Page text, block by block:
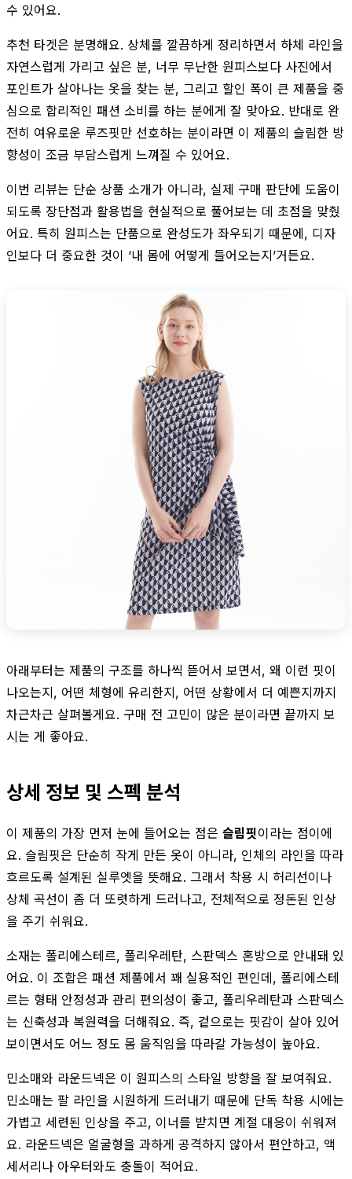
수 있어요.
추천 타겟은 분명해요. 상체를 깔끔하게 정리하면서 하체 라인을
자연스럽게 가리고 싶은 분, 너무 무난한 원피스보다 사진에서
포인트가 살아나는 옷을 찾는 분, 그리고 할인 폭이 큰 제품을 중
심으로 합리적인 패션 소비를 하는 분에게 잘 맞아요. 반대로 완
전히 여유로운 루즈핏만 선호하는 분이라면 이 제품의 슬림한 방
향성이 조금 부담스럽게 느껴질 수 있어요.
이번 리뷰는 단순 상품 소개가 아니라, 실제 구매 판단에 도움이
되도록 장단점과 활용법을 현실적으로 풀어보는 데 초점을 맞췄
어요. 특히 원피스는 단품으로 완성도가 좌우되기 때문에, 디자
인보다 더 중요한 것이 ‘내 몸에 어떻게 들어오는지’거든요.
아래부터는 제품의 구조를 하나씩 뜯어서 보면서, 왜 이런 핏이
나오는지, 어떤 체형에 유리한지, 어떤 상황에서 더 예쁜지까지
차근차근 살펴볼게요. 구매 전 고민이 많은 분이라면 끝까지 보
시는 게 좋아요.
상세 정보 및 스펙 분석
이 제품의 가장 먼저 눈에 들어오는 점은 슬림핏이라는 점이에
요. 슬림핏은 단순히 작게 만든 옷이 아니라, 인체의 라인을 따라
흐르도록 설계된 실루엣을 뜻해요. 그래서 착용 시 허리선이나
상체 곡선이 좀 더 또렷하게 드러나고, 전체적으로 정돈된 인상
을 주기 쉬워요.
소재는 폴리에스테르, 폴리우레탄, 스판덱스 혼방으로 안내돼 있
어요. 이 조합은 패션 제품에서 꽤 실용적인 편인데, 폴리에스테
르는 형태 안정성과 관리 편의성이 좋고, 폴리우레탄과 스판덱스
는 신축성과 복원력을 더해줘요. 즉, 겉으로는 핏감이 살아 있어
보이면서도 어느 정도 몸 움직임을 따라갈 가능성이 높아요.
민소매와 라운드넥은 이 원피스의 스타일 방향을 잘 보여줘요.
민소매는 팔 라인을 시원하게 드러내기 때문에 단독 착용 시에는
가볍고 세련된 인상을 주고, 이너를 받치면 계절 대응이 쉬워져
요. 라운드넥은 얼굴형을 과하게 공격하지 않아서 편안하고, 액
세서리나 아우터와도 충돌이 적어요.